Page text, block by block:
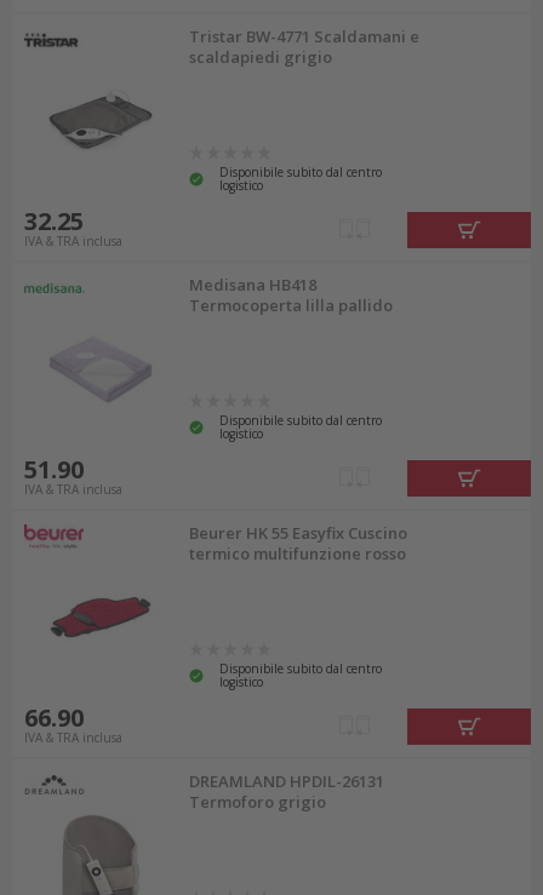
Tristar BW-4771 Scaldamani e
scaldapiedi grigio
Disponibile subito dal centro
logistico
32.25
IVA & TRA inclusa
Medisana HB418
Termocoperta lilla pallido
Disponibile subito dal centro
logistico
51.90
IVA & TRA inclusa
Beurer HK 55 Easyfix Cuscino
termico multifunzione rosso
Disponibile subito dal centro
logistico
66.90
IVA & TRA inclusa
DREAMLAND HPDIL-26131
Termoforo grigio